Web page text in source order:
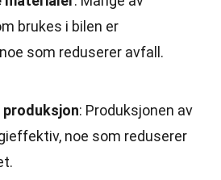
brukes i bilen er
som reduserer avfall.
: Produksjonen av
noe som reduserer